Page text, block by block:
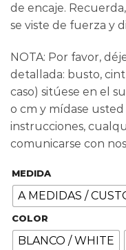
de encaje.
se viste de fuerza y
NOTA: Por favor,
detallada: busto,
caso) sitúese en el
o cm y mídase
instrucciones,
comunicarse con
MEDIDA
A MEDIDAS /
COLOR
BLANCO / WHITE